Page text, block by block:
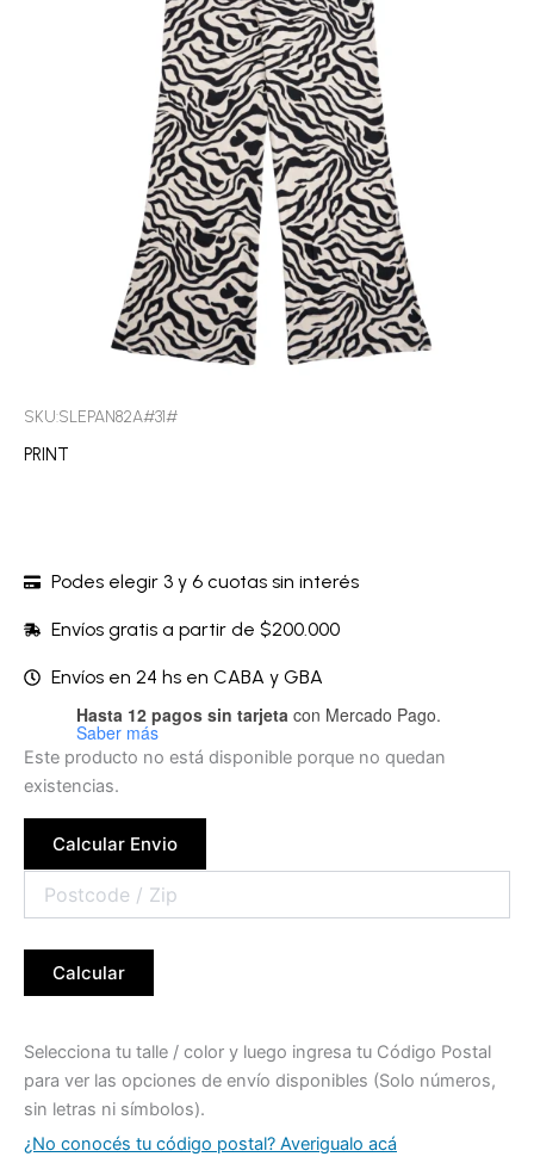
SKU:SLEPAN82A#31#
PRINT
Podes elegir 3 y 6 cuotas sin interés
Envíos gratis a partir de $200.000
Envíos en 24 hs en CABA y GBA
Hasta 12 pagos sin tarjeta con Mercado Pago.
Saber más
Este producto no está disponible porque no quedan
existencias.
Calcular Envio
Calcular
Selecciona tu talle / color y luego ingresa tu Código Postal
para ver las opciones de envío disponibles (Solo números,
sin letras ni símbolos).
¿No conocés tu código postal? Averigualo acá